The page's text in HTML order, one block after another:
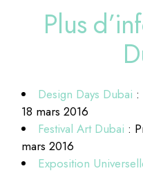
Plus
Design Days Dubai :
18 mars 2016
Festival Art Dubai :
mars 2016
Exposition